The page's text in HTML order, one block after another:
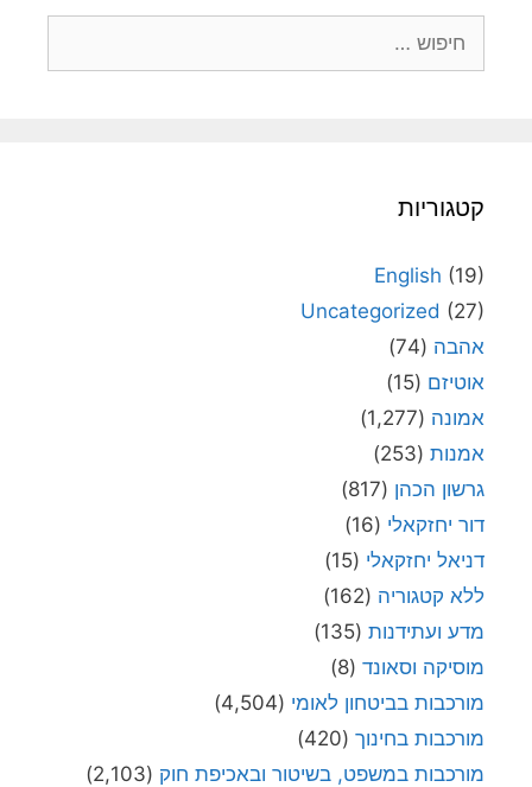
קטגוריות
English (19)
Uncategorized (27)
אהבה (74)
אוטיזם (15)
אמונה (1,277)
אמנות (253)
גרשון הכהן (817)
דור יחזקאלי (16)
דניאל יחזקאלי (15)
ללא קטגוריה (162)
מדע ועתידנות (135)
מוסיקה וסאונד (8)
מורכבות בביטחון לאומי (4,504)
מורכבות בחינוך (420)
מורכבות במשפט, בשיטור ובאכיפת חוק (2,103)